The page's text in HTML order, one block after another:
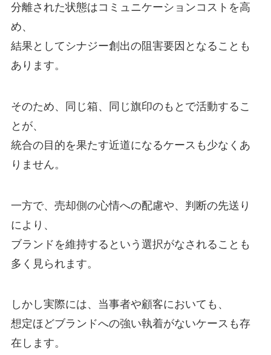
分離された状態はコミュニケーションコストを高
め、
結果としてシナジー創出の阻害要因となることも
あります。
そのため、同じ箱、同じ旗印のもとで活動するこ
とが、
統合の目的を果たす近道になるケースも少なくあ
りません。
一方で、売却側の心情への配慮や、判断の先送り
により、
ブランドを維持するという選択がなされることも
多く見られます。
しかし実際には、当事者や顧客においても、
想定ほどブランドへの強い執着がないケースも存
在します。